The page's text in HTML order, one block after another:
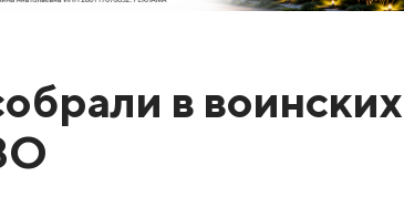
в воинских